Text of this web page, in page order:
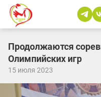
Продолжаются
Олимпийских игр
15 июля 2023